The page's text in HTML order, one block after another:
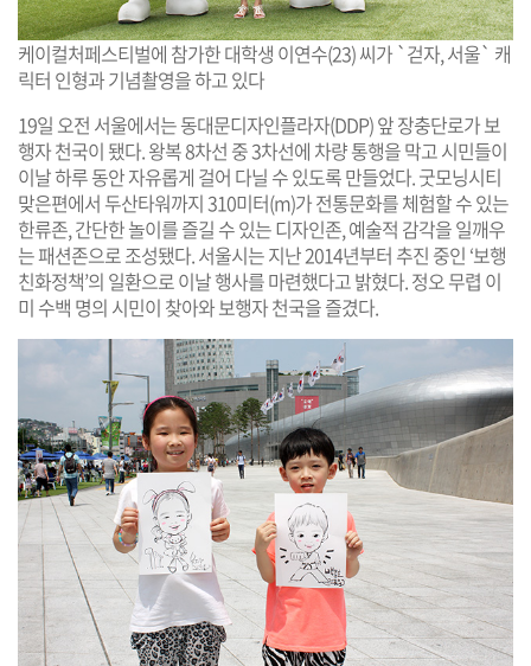
케이컬처페스티벌에 참가한 대학생 이연수(23) 씨가 `걷자, 서울` 캐
릭터 인형과 기념촬영을 하고 있다
19일 오전 서울에서는 동대문디자인플라자(DDP) 앞 장충단로가 보
행자 천국이 됐다. 왕복 8차선 중 3차선에 차량 통행을 막고 시민들이
이날 하루 동안 자유롭게 걸어 다닐 수 있도록 만들었다. 굿모닝시티
맞은편에서 두산타워까지 310미터(m)가 전통문화를 체험할 수 있는
한류존, 간단한 놀이를 즐길 수 있는 디자인존, 예술적 감각을 일깨우
는 패션존으로 조성됐다. 서울시는 지난 2014년부터 추진 중인 ‘보행
친화정책’의 일환으로 이날 행사를 마련했다고 밝혔다. 정오 무렵 이
미 수백 명의 시민이 찾아와 보행자 천국을 즐겼다.